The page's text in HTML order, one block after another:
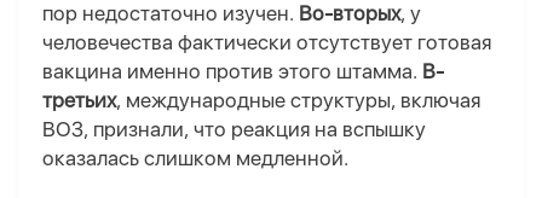
пор недостаточно изучен. Во-вторых, у
человечества фактически отсутствует готовая
вакцина именно против этого штамма. В-
третьих, международные структуры, включая
ВОЗ, признали, что реакция на вспышку
оказалась слишком медленной.